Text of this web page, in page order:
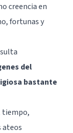
creencia en
fortunas y
del
bastante
tiempo,
ateos